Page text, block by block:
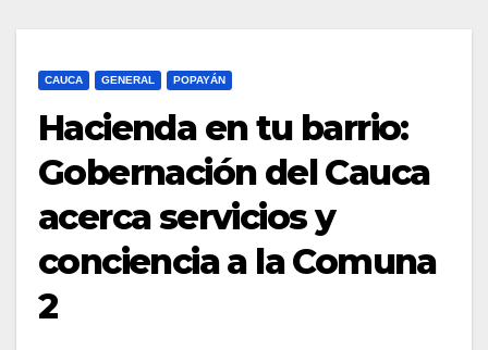
CAUCA GENERAL POPAYÁN
Hacienda en tu barrio:
Gobernación del Cauca
acerca servicios y
conciencia a la Comuna
2